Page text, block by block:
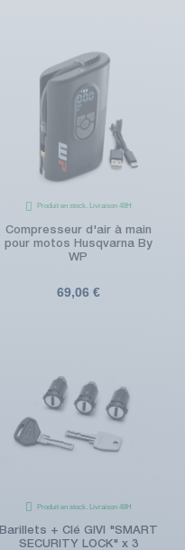
Produit en stock. Livraison 48H
Compresseur d'air à main
pour motos Husqvarna By
WP
69,06 €
Produit en stock. Livraison 48H
Barillets + Clé GIVI "SMART
SECURITY LOCK" x 3